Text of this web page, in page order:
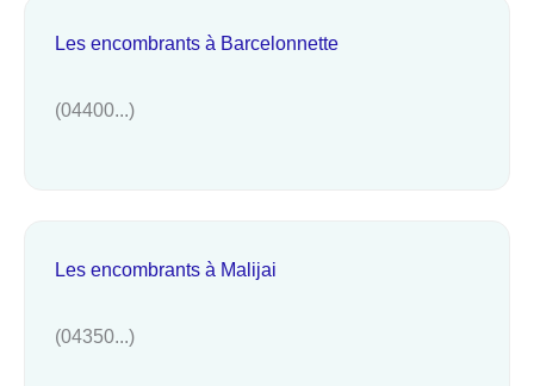
Les encombrants à Barcelonnette
(04400...)
Les encombrants à Malijai
(04350...)